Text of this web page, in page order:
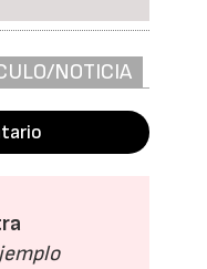
NOTICIA